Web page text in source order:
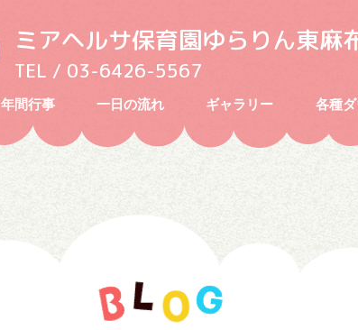
ミアヘルサ保育園ゆらりん東麻
TEL / 03-6426-5567
年間行事 一日の流れ ギャラリー 各種